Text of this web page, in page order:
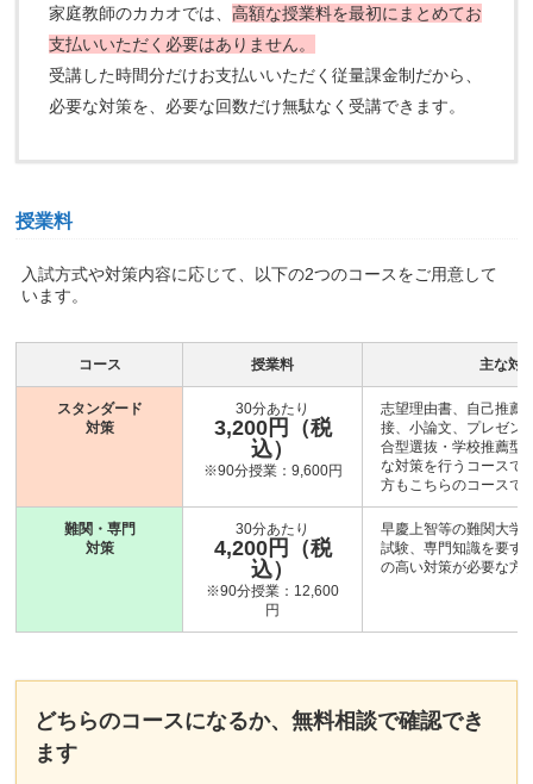
家庭教師のカカオでは、高額な授業料を最初にまとめてお
支払いいただく必要はありません。
受講した時間分だけお支払いいただく従量課金制だから、
必要な対策を、必要な回数だけ無駄なく受講できます。
授業料
入試方式や対策内容に応じて、以下の2つのコースをご用意して
います。
コース 授業料 主な対
スタンダード
対策
30分あたり
3,200円（税
込）
※90分授業：9,600円
志望理由書、自己推薦
接、小論文、プレゼン
合型選抜・学校推薦型
な対策を行うコースで
方もこちらのコースで
難関・専門
対策
30分あたり
4,200円（税
込）
※90分授業：12,600
円
早慶上智等の難関大学
試験、専門知識を要す
の高い対策が必要な方
どちらのコースになるか、無料相談で確認でき
ます